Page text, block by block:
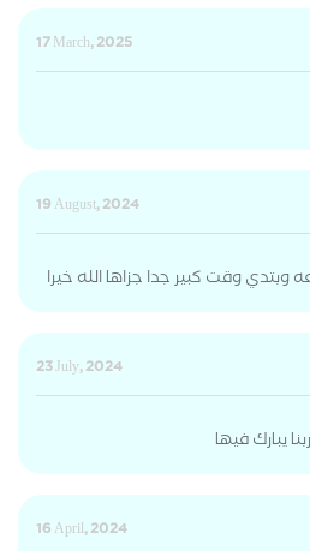
17 March, 2025
19 August, 2024
وقت كبير جدا جزاها الله خيرا
23 July, 2024
يبارك فيها
16 April, 2024